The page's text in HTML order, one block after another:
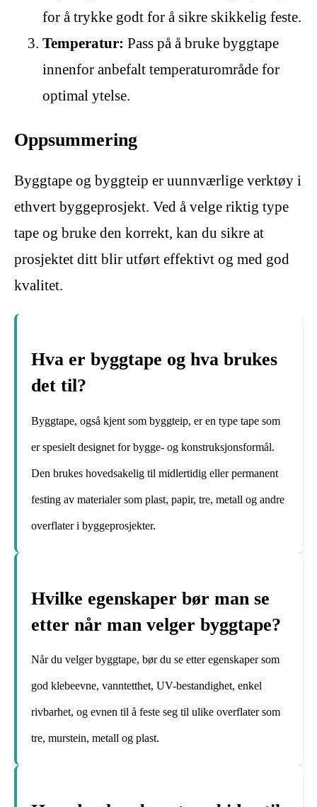
for å trykke godt for å sikre skikkelig feste.
Temperatur: Pass på å bruke byggtape
innenfor anbefalt temperaturområde for
optimal ytelse.
Oppsummering
Byggtape og byggteip er uunnværlige verktøy i
ethvert byggeprosjekt. Ved å velge riktig type
tape og bruke den korrekt, kan du sikre at
prosjektet ditt blir utført effektivt og med god
kvalitet.
Hva er byggtape og hva brukes
det til?
Byggtape, også kjent som byggteip, er en type tape som
er spesielt designet for bygge- og konstruksjonsformål.
Den brukes hovedsakelig til midlertidig eller permanent
festing av materialer som plast, papir, tre, metall og andre
overflater i byggeprosjekter.
Hvilke egenskaper bør man se
etter når man velger byggtape?
Når du velger byggtape, bør du se etter egenskaper som
god klebeevne, vanntetthet, UV-bestandighet, enkel
rivbarhet, og evnen til å feste seg til ulike overflater som
tre, murstein, metall og plast.